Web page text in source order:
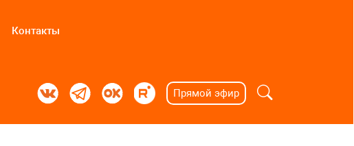
Контакты
Прямой эфир